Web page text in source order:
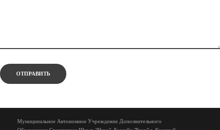
Муниципальное Автономное Учреждение Дополнительного